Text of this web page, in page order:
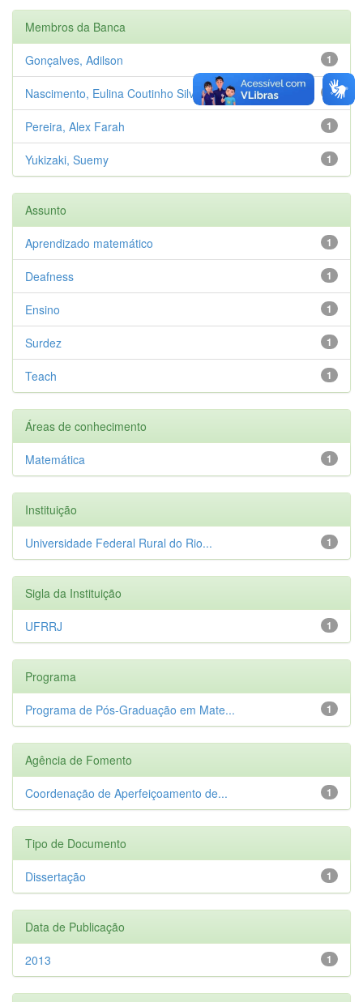
Membros da Banca
1
Gonçalves, Adilson
1
Nascimento, Eulina Coutinho Silva do
1
Pereira, Alex Farah
1
Yukizaki, Suemy
Assunto
1
Aprendizado matemático
1
Deafness
1
Ensino
1
Surdez
1
Teach
Áreas de conhecimento
1
Matemática
Instituição
1
Universidade Federal Rural do Rio...
Sigla da Instituição
1
UFRRJ
Programa
1
Programa de Pós-Graduação em Mate...
Agência de Fomento
1
Coordenação de Aperfeiçoamento de...
Tipo de Documento
1
Dissertação
Data de Publicação
1
2013